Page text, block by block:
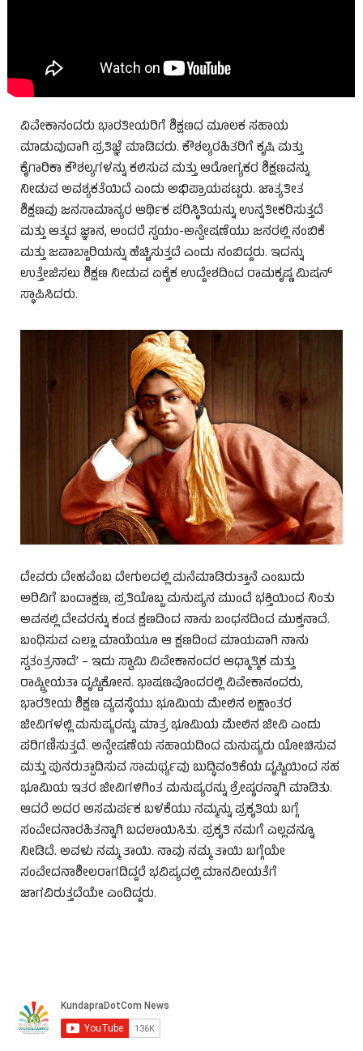
ವಿವೇಕಾನಂದರು ಭಾರತೀಯರಿಗೆ ಶಿಕ್ಷಣದ ಮೂಲಕ ಸಹಾಯ
ಮಾಡುವುದಾಗಿ ಪ್ರತಿಜ್ಞೆ ಮಾಡಿದರು. ಕೌಶಲ್ಯರಹಿತರಿಗೆ ಕೃಷಿ ಮತ್ತು
ಕೈಗಾರಿಕಾ ಕೌಶಲ್ಯಗಳನ್ನು ಕಲಿಸುವ ಮತ್ತು ಆರೋಗ್ಯಕರ ಶಿಕ್ಷಣವನ್ನು
ನೀಡುವ ಅವಶ್ಯಕತೆಯಿದೆ ಎಂದು ಅಭಿಪ್ರಾಯಪಟ್ಟರು. ಜಾತ್ಯತೀತ
ಶಿಕ್ಷಣವು ಜನಸಾಮಾನ್ಯರ ಆರ್ಥಿಕ ಪರಿಸ್ಥಿತಿಯನ್ನು ಉನ್ನತೀಕರಿಸುತ್ತದೆ
ಮತ್ತು ಆತ್ಮದ ಜ್ಞಾನ, ಅಂದರೆ ಸ್ವಯಂ-ಅನ್ವೇಷಣೆಯು ಜನರಲ್ಲಿ ನಂಬಿಕೆ
ಮತ್ತು ಜವಾಬ್ದಾರಿಯನ್ನು ಹೆಚ್ಚಿಸುತ್ತದೆ ಎಂದು ನಂಬಿದ್ದರು. ಇದನ್ನು
ಉತ್ತೇಜಿಸಲು ಶಿಕ್ಷಣ ನೀಡುವ ಏಕೈಕ ಉದ್ದೇಶದಿಂದ ರಾಮಕೃಷ್ಣ ಮಿಷನ್
ಸ್ಥಾಪಿಸಿದರು.
ದೇವರು ದೇಹವೆಂಬ ದೇಗುಲದಲ್ಲಿ ಮನೆಮಾಡಿರುತ್ತಾನೆ ಎಂಬುದು
ಅರಿವಿಗೆ ಬಂದಾಕ್ಷಣ, ಪ್ರತಿಯೊಬ್ಬ ಮನುಷ್ಯನ ಮುಂದೆ ಭಕ್ತಿಯಿಂದ ನಿಂತು
ಅವನಲ್ಲಿ ದೇವರನ್ನು ಕಂಡ ಕ್ಷಣದಿಂದ ನಾನು ಬಂಧನದಿಂದ ಮುಕ್ತನಾದೆ.
ಬಂಧಿಸುವ ಎಲ್ಲಾ ಮಾಯೆಯೂ ಆ ಕ್ಷಣದಿಂದ ಮಾಯವಾಗಿ ನಾನು
ಸ್ವತಂತ್ರನಾದೆ’ – ಇದು ಸ್ವಾಮಿ ವಿವೇಕಾನಂದರ ಆಧ್ಮಾತ್ಮಿಕ ಮತ್ತು
ರಾಷ್ಟ್ರೀಯತಾ ದೃಷ್ಟಿಕೋನ. ಭಾಷಣವೊಂದರಲ್ಲಿ ವಿವೇಕಾನಂದರು,
ಭಾರತೀಯ ಶಿಕ್ಷಣ ವ್ಯವಸ್ಥೆಯು ಭೂಮಿಯ ಮೇಲಿನ ಲಕ್ಷಾಂತರ
ಜೀವಿಗಳಲ್ಲಿ ಮನುಷ್ಯರನ್ನು ಮಾತ್ರ ಭೂಮಿಯ ಮೇಲಿನ ಜೀವಿ ಎಂದು
ಪರಿಗಣಿಸುತ್ತದೆ. ಅನ್ವೇಷಣೆಯ ಸಹಾಯದಿಂದ ಮನುಷ್ಯರು ಯೋಚಿಸುವ
ಮತ್ತು ಪುನರುತ್ಪಾದಿಸುವ ಸಾಮರ್ಥ್ಯವು ಬುದ್ಧಿವಂತಿಕೆಯ ದೃಷ್ಟಿಯಿಂದ ಸಹ
ಭೂಮಿಯ ಇತರ ಜೀವಿಗಳಿಗಿಂತ ಮನುಷ್ಯರನ್ನು ಶ್ರೇಷ್ಠರನ್ನಾಗಿ ಮಾಡಿತು.
ಆದರೆ ಅದರ ಅಸಮರ್ಪಕ ಬಳಕೆಯು ನಮ್ಮನ್ನು ಪ್ರಕೃತಿಯ ಬಗ್ಗೆ
ಸಂವೇದನಾರಹಿತನ್ನಾಗಿ ಬದಲಾಯಿಸಿತು. ಪ್ರಕೃತಿ ನಮಗೆ ಎಲ್ಲವನ್ನೂ
ನೀಡಿದೆ. ಅವಳು ನಮ್ಮ ತಾಯಿ. ನಾವು ನಮ್ಮ ತಾಯಿ ಬಗ್ಗೆಯೇ
ಸಂವೇದನಾಶೀಲರಾಗದಿದ್ದರೆ ಭವಿಷ್ಯದಲ್ಲಿ ಮಾನವೀಯತೆಗೆ
ಜಾಗವಿರುತ್ತದೆಯೇ ಎಂದಿದ್ದರು.